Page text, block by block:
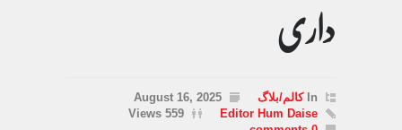
داری
In کالم/بلاگ
August 16, 2025
Editor Hum Daise
559 Views